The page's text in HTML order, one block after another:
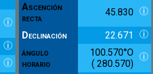
Ascención
recta
45.830
Declinación
22.671
ángulo
horario
100.570°O
( 280.570)